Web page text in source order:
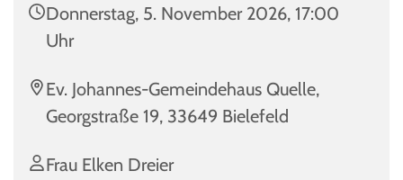
Donnerstag, 5. November 2026, 17:00
Uhr
Ev. Johannes-Gemeindehaus Quelle,
Georgstraße 19, 33649 Bielefeld
Frau Elken Dreier